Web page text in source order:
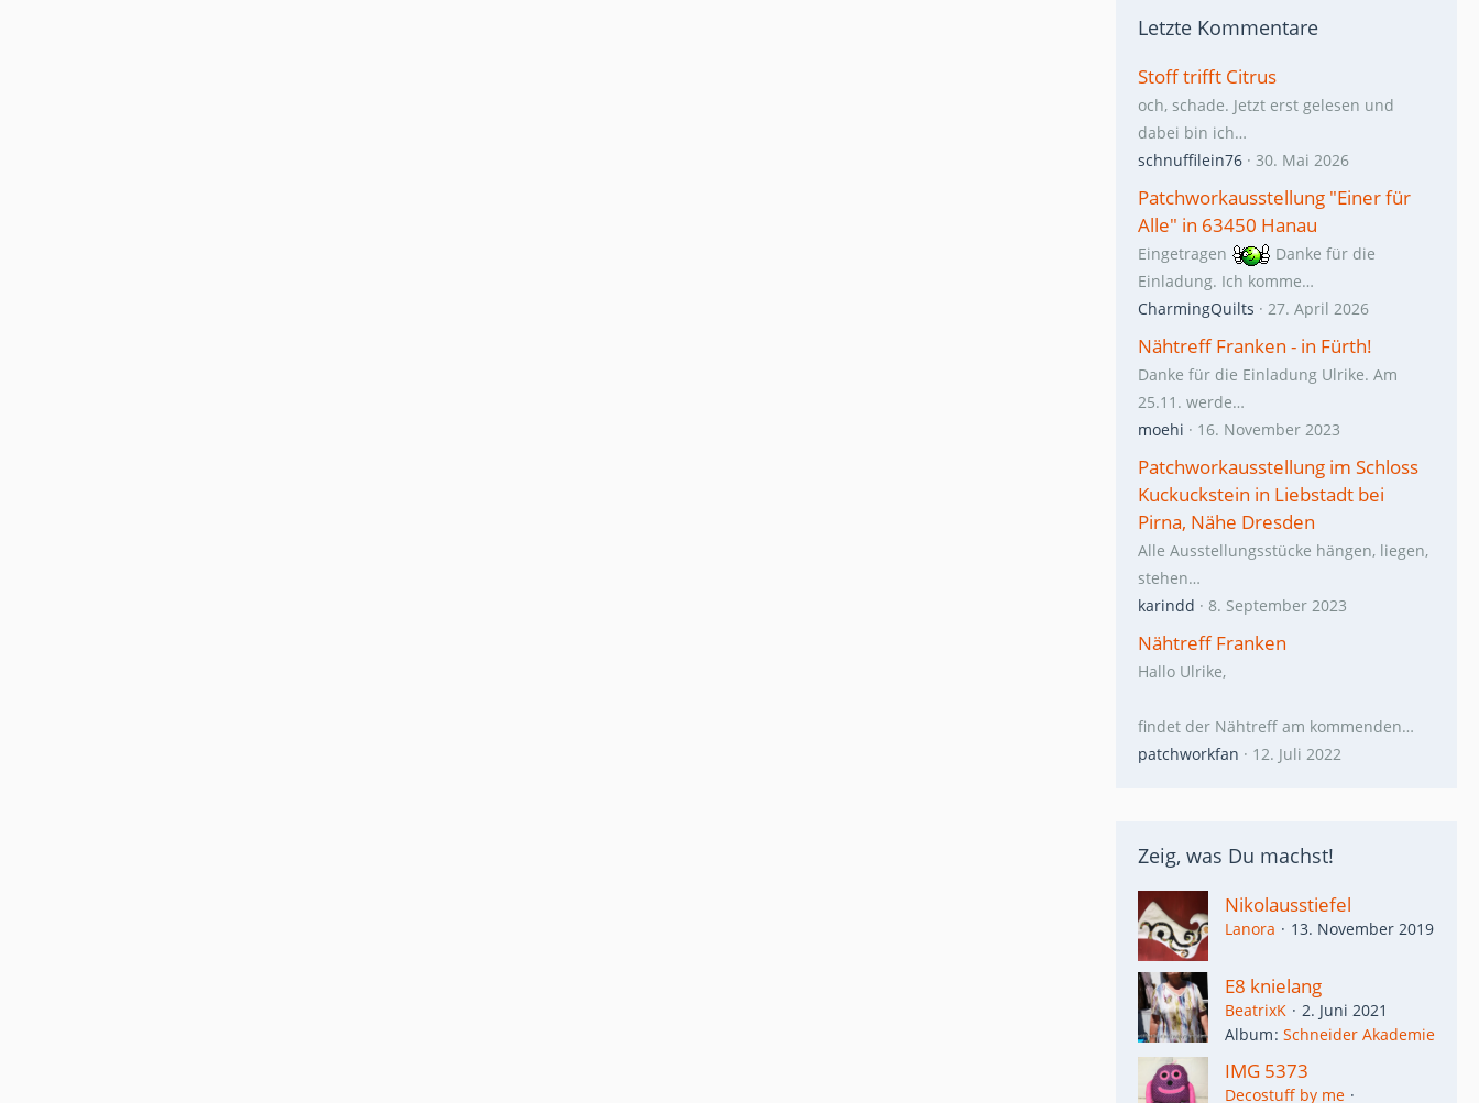
Letzte Kommentare
Stoff trifft Citrus
och, schade. Jetzt erst gelesen und
dabei bin ich…
schnuffilein76
30. Mai 2026
Patchworkausstellung "Einer für
Alle" in 63450 Hanau
Eingetragen
Danke für die
Einladung. Ich komme…
CharmingQuilts
27. April 2026
Nähtreff Franken - in Fürth!
Danke für die Einladung Ulrike. Am
25.11. werde…
moehi
16. November 2023
Patchworkausstellung im Schloss
Kuckuckstein in Liebstadt bei
Pirna, Nähe Dresden
Alle Ausstellungsstücke hängen, liegen,
stehen…
karindd
8. September 2023
Nähtreff Franken
Hallo Ulrike,
findet der Nähtreff am kommenden…
patchworkfan
12. Juli 2022
Zeig, was Du machst!
Nikolausstiefel
Lanora 13. November 2019
E8 knielang
BeatrixK
2. Juni 2021
Album Schneider Akademie
IMG 5373
Decostuff by me